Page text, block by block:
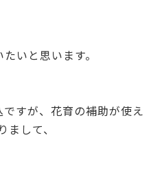
いと思います。
すが、花育の補助が使え
して、